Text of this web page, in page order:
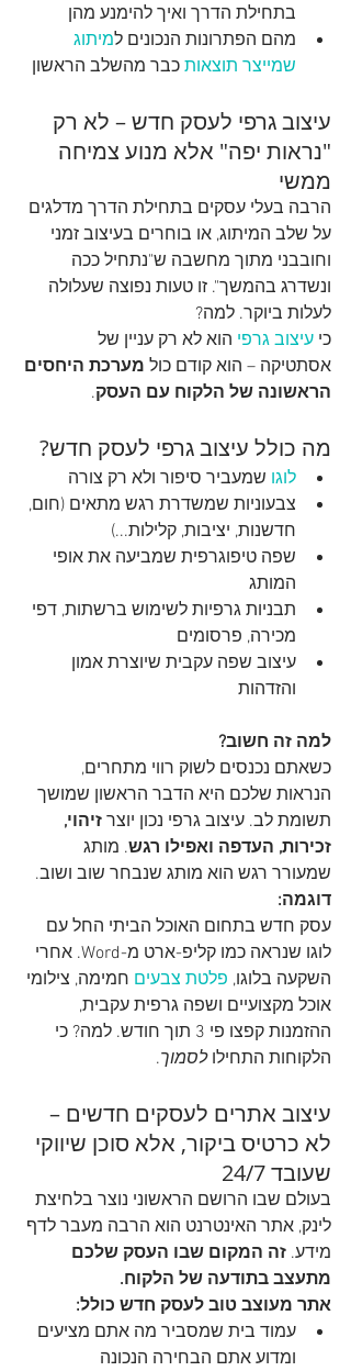
בתחילת הדרך ואיך להימנע מהן
מהם הפתרונות הנכונים למיתוג
שמייצר תוצאות כבר מהשלב הראשון
עיצוב גרפי לעסק חדש – לא רק
"נראות יפה" אלא מנוע צמיחה
ממשי
הרבה בעלי עסקים בתחילת הדרך מדלגים
על שלב המיתוג, או בוחרים בעיצוב זמני
וחובבני מתוך מחשבה ש"נתחיל ככה
ונשדרג בהמשך". זו טעות נפוצה שעלולה
לעלות ביוקר. למה?
כי עיצוב גרפי הוא לא רק עניין של
אסתטיקה – הוא קודם כול מערכת היחסים
הראשונה של הלקוח עם העסק.
מה כולל עיצוב גרפי לעסק חדש?
לוגו שמעביר סיפור ולא רק צורה
צבעוניות שמשדרת רגש מתאים (חום,
חדשנות, יציבות, קלילות...)
שפה טיפוגרפית שמביעה את אופי
המותג
תבניות גרפיות לשימוש ברשתות, דפי
מכירה, פרסומים
עיצוב שפה עקבית שיוצרת אמון
והזדהות
למה זה חשוב?
כשאתם נכנסים לשוק רווי מתחרים,
הנראות שלכם היא הדבר הראשון שמושך
תשומת לב. עיצוב גרפי נכון יוצר זיהוי,
זכירות, העדפה ואפילו רגש. מותג
שמעורר רגש הוא מותג שנבחר שוב ושוב.
דוגמה:
עסק חדש בתחום האוכל הביתי החל עם
לוגו שנראה כמו קליפ-ארט מ-Word. אחרי
השקעה בלוגו, פלטת צבעים חמימה, צילומי
אוכל מקצועיים ושפה גרפית עקבית,
ההזמנות קפצו פי 3 תוך חודש. למה? כי
הלקוחות התחילו לסמוך.
עיצוב אתרים לעסקים חדשים –
לא כרטיס ביקור, אלא סוכן שיווקי
שעובד 24/7
בעולם שבו הרושם הראשוני נוצר בלחיצת
לינק, אתר האינטרנט הוא הרבה מעבר לדף
מידע. זה המקום שבו העסק שלכם
מתעצב בתודעה של הלקוח.
אתר מעוצב טוב לעסק חדש כולל:
עמוד בית שמסביר מה אתם מציעים
ומדוע אתם הבחירה הנכונה